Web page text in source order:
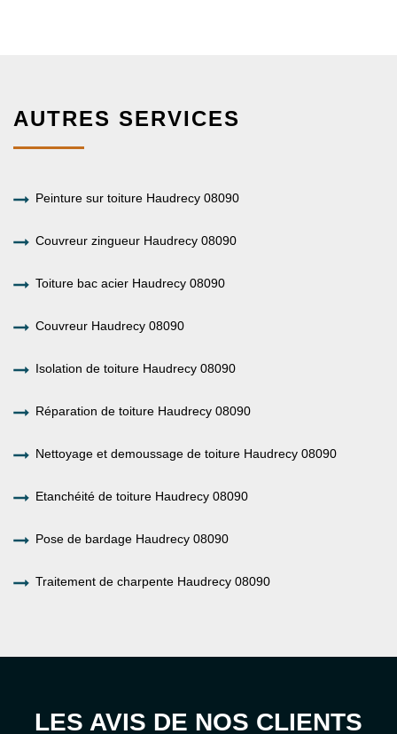
AUTRES SERVICES
Peinture sur toiture Haudrecy 08090
Couvreur zingueur Haudrecy 08090
Toiture bac acier Haudrecy 08090
Couvreur Haudrecy 08090
Isolation de toiture Haudrecy 08090
Réparation de toiture Haudrecy 08090
Nettoyage et demoussage de toiture Haudrecy 08090
Etanchéité de toiture Haudrecy 08090
Pose de bardage Haudrecy 08090
Traitement de charpente Haudrecy 08090
LES AVIS DE NOS CLIENTS